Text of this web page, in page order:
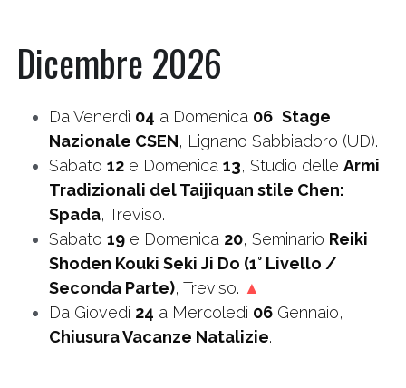
Dicembre 2026
Da Venerdì 04 a Domenica 06, Stage
Nazionale CSEN, Lignano Sabbiadoro (UD).
Sabato 12 e Domenica 13, Studio delle Armi
Tradizionali del Taijiquan stile Chen:
Spada, Treviso.
Sabato 19 e Domenica 20, Seminario Reiki
Shoden Kouki Seki Ji Do (1° Livello /
Seconda Parte), Treviso. ▲
Da Giovedì 24 a Mercoledì 06
Chiusura Vacanze Natalizie.